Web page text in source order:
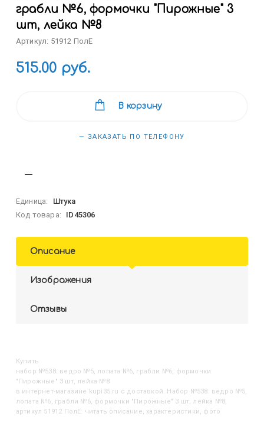
грабли №6, формочки "Пирожные" 3
шт, лейка №8
Артикул: 51912 ПолЕ
515.00 руб.
В корзину
— ЗАКАЗАТЬ ПО ТЕЛЕФОНУ
Единица:
Штука
Код товара:
ID45306
Описание
Изображения
Отзывы
Купить
Набор №538: ведро №5, лопата №6, грабли №6, формочки
"Пирожные" 3 шт, лейка №8
в интернет-магазине kupi35.ru с доставкой. Набор №538: ведро №5,
лопата №6, грабли №6, формочки "Пирожные" 3 шт, лейка №8,
артикул 51912 ПолЕ: читать описание, характеристики, фото